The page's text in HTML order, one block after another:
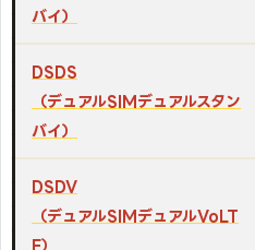
バイ）
DSDS
（デュアルSIMデュアルスタン
バイ）
DSDV
（デュアルSIMデュアルVoLT
E）